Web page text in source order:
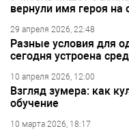
вернули имя героя на
29 апреля 2026, 22:48
Разные условия для
сегодня устроена
10 апреля 2026, 12:00
Взгляд зумера: как
обучение
10 марта 2026, 18:17